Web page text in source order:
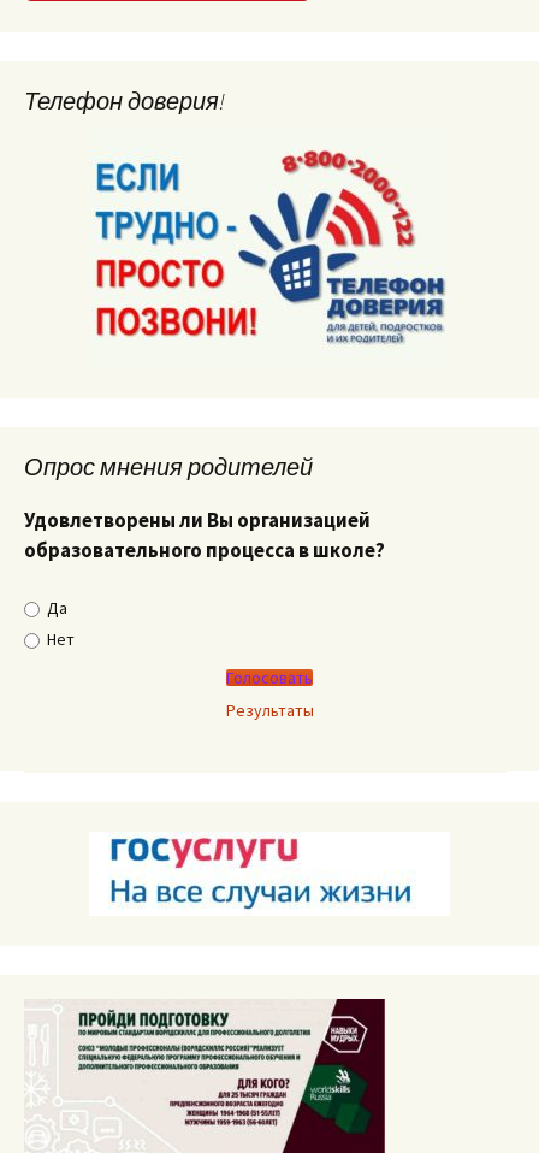
Телефон доверия!
Опрос мнения родителей
Удовлетворены ли Вы организацией
образовательного процесса в школе?
Да
Нет
Результаты